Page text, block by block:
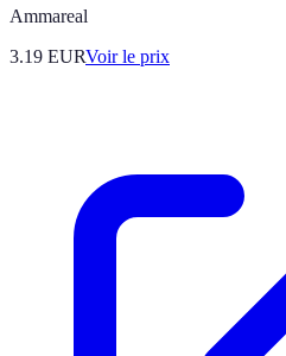
Ammareal
3.19 EURVoir le prix